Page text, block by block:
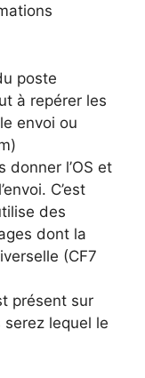
poste
à repérer les
envoi ou
donner l’OS et
C’est
des
dont la
(CF7
présent sur
lequel le